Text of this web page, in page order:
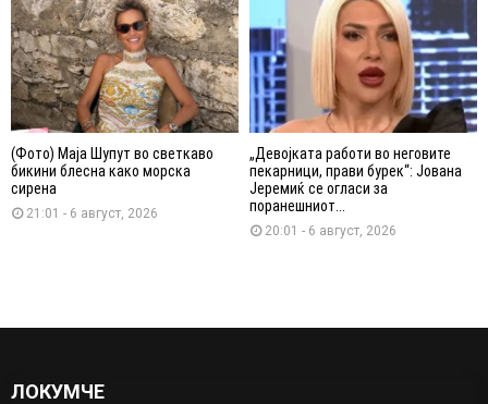
(Фото) Маја Шупут во светкаво
бикини блесна како морска
сирена
21:01 - 6 август, 2026
„Девојката работи во неговите
пекарници, прави бурек“: Јована
Јеремиќ се огласи за
поранешниот...
20:01 - 6 август, 2026
ЛОКУМЧЕ